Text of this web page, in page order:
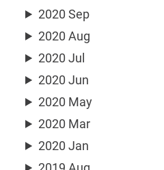
2020 Sep
2020 Aug
2020 Jul
2020 Jun
2020 May
2020 Mar
2020 Jan